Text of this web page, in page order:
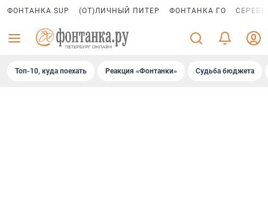
ФОНТАНКА SUP (ОТ)ЛИЧНЫЙ ПИТЕР ФОНТАНКА ГО
Топ-10, куда поехать Реакция «Фонтанки» Судьба бюджета